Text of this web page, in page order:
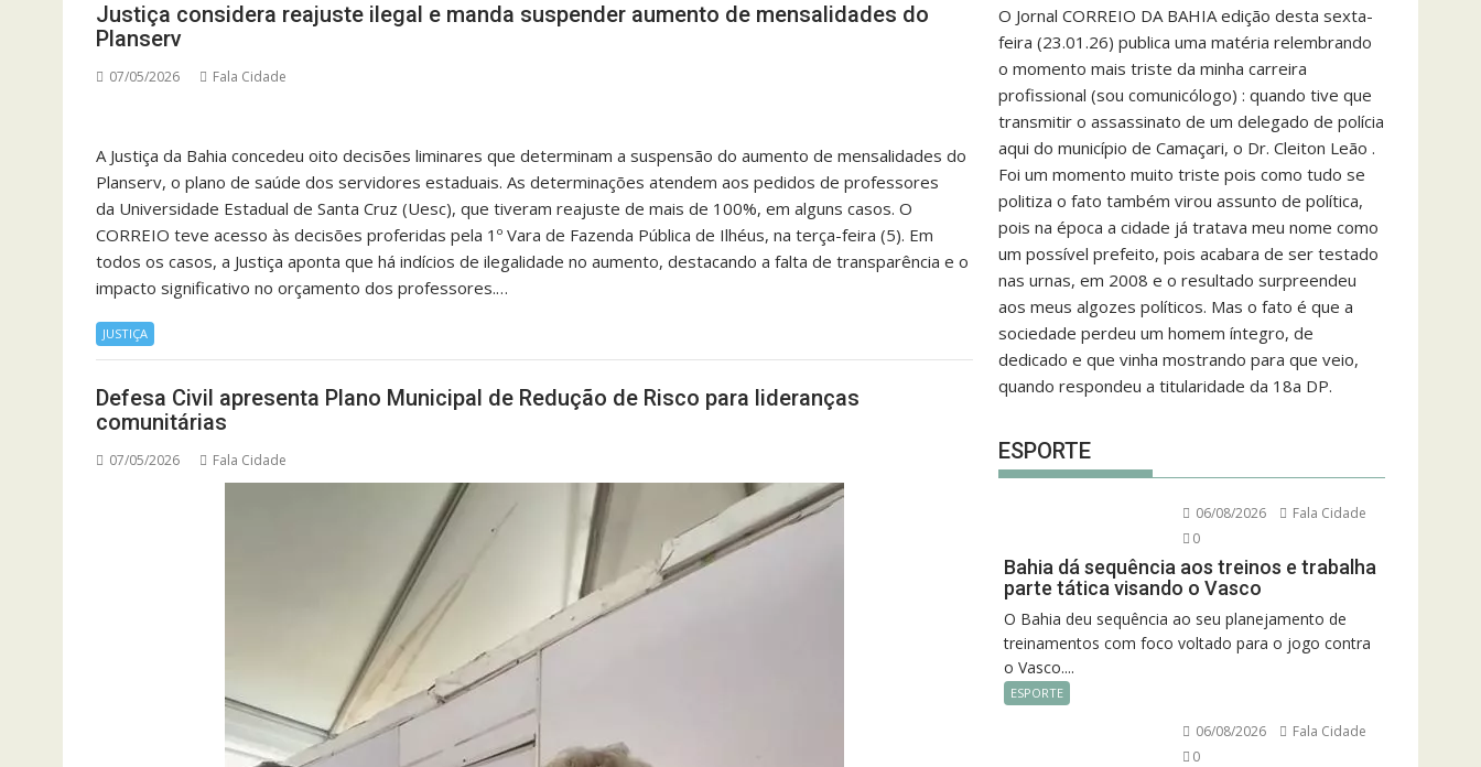
Justiça considera reajuste ilegal e manda suspender aumento de mensalidades do
Planserv
07/05/2026 Fala Cidade
A Justiça da Bahia concedeu oito decisões liminares que determinam a suspensão do aumento de mensalidades do
Planserv, o plano de saúde dos servidores estaduais. As determinações atendem aos pedidos de professores
da Universidade Estadual de Santa Cruz (Uesc), que tiveram reajuste de mais de 100%, em alguns casos. O
CORREIO teve acesso às decisões proferidas pela 1º Vara de Fazenda Pública de Ilhéus, na terça-feira (5). Em
todos os casos, a Justiça aponta que há indícios de ilegalidade no aumento, destacando a falta de transparência e o
impacto significativo no orçamento dos professores.…
JUSTIÇA
Defesa Civil apresenta Plano Municipal de Redução de Risco para lideranças
comunitárias
07/05/2026 Fala Cidade
O Jornal CORREIO DA BAHIA edição desta sexta-
feira (23.01.26) publica uma matéria relembrando
o momento mais triste da minha carreira
profissional (sou comunicólogo) : quando tive que
transmitir o assassinato de um delegado de polícia
aqui do município de Camaçari, o Dr. Cleiton Leão .
Foi um momento muito triste pois como tudo se
politiza o fato também virou assunto de política,
pois na época a cidade já tratava meu nome como
um possível prefeito, pois acabara de ser testado
nas urnas, em 2008 e o resultado surpreendeu
aos meus algozes políticos. Mas o fato é que a
sociedade perdeu um homem íntegro, de
dedicado e que vinha mostrando para que veio,
quando respondeu a titularidade da 18a DP.
ESPORTE
06/08/2026
Fala Cidade
0
Bahia dá sequência aos treinos e trabalha
parte tática visando o Vasco
O Bahia deu sequência ao seu planejamento de
treinamentos com foco voltado para o jogo contra
o Vasco....
ESPORTE
06/08/2026
Fala Cidade
0